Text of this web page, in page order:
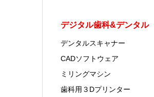
デジタル歯科&デンタル
デンタルスキャナー
CADソフトウェア
ミリングマシン
歯科用３Dプリンター